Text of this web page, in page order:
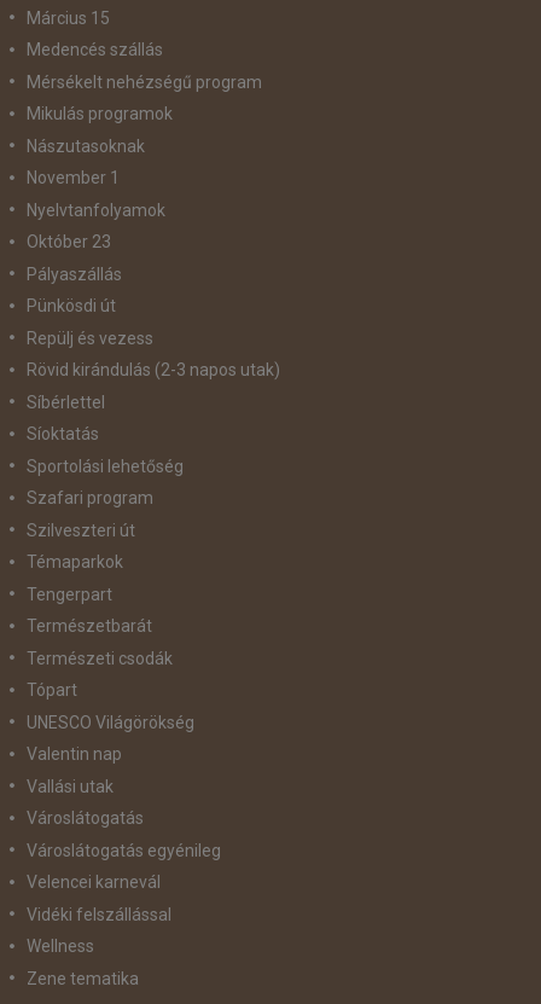
Március 15
Medencés szállás
Mérsékelt nehézségű program
Mikulás programok
Nászutasoknak
November 1
Nyelvtanfolyamok
Október 23
Pályaszállás
Pünkösdi út
Repülj és vezess
Rövid kirándulás (2-3 napos utak)
Síbérlettel
Síoktatás
Sportolási lehetőség
Szafari program
Szilveszteri út
Témaparkok
Tengerpart
Természetbarát
Természeti csodák
Tópart
UNESCO Világörökség
Valentin nap
Vallási utak
Városlátogatás
Városlátogatás egyénileg
Velencei karnevál
Vidéki felszállással
Wellness
Zene tematika